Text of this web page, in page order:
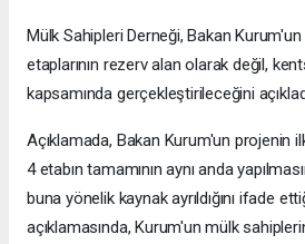
Mülk Sahipleri Derneği, Bakan
etaplarının rezerv alan olarak değil,
kapsamında gerçekleştirileceğini
Açıklamada, Bakan Kurum'un projenin
4 etabın tamamının aynı anda
buna yönelik kaynak ayrıldığını ifade
açıklamasında, Kurum'un mülk